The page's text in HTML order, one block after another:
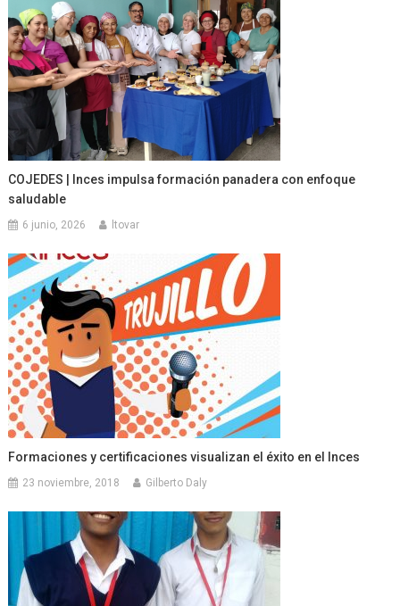
COJEDES | Inces impulsa formación panadera con enfoque
saludable
6 junio, 2026 ltovar
Formaciones y certificaciones visualizan el éxito en el Inces
23 noviembre, 2018 Gilberto Daly